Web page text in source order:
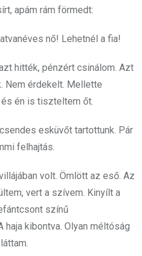
apám rám förmedt:
nő! Lehetnél a fia!
hitték, pénzért csinálom. Azt
Nem érdekelt. Mellette
én is tiszteltem őt.
esküvőt tartottunk. Pár
felhajtás.
volt. Ömlött az eső. Az
vert a szívem. Kinyílt a
színű
kibontva. Olyan méltóság